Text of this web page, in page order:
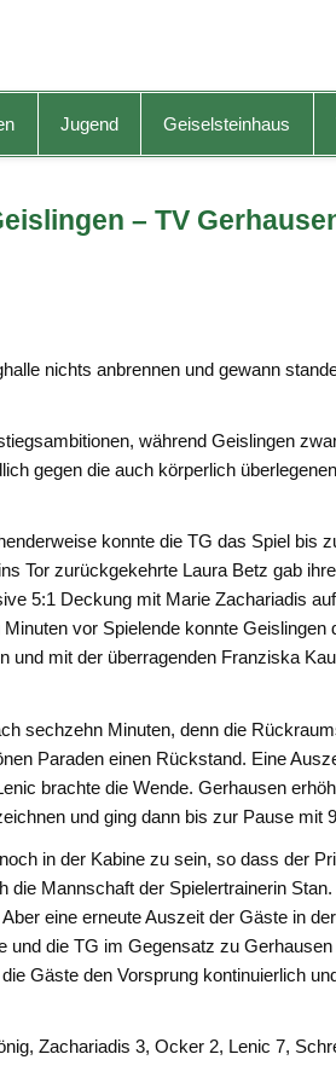
Jugend Geiselsteinhaus
– TV
nichts anbrennen und gewann
während Geislingen
gegen die auch körperlich
konnte die TG das Spiel bis
Tor zurückgekehrte Laura Betz gab
5:1 Deckung mit Marie Zachariadis
vor Spielende konnte Geislingen
und mit der überragenden Franziska
sechzehn Minuten, denn die
Paraden einen Rückstand. Eine
brachte die Wende. Gerhausen
und ging dann bis zur Pause mit
in der Kabine zu sein, so dass der
Mannschaft der Spielertrainerin
eine erneute Auszeit der Gäste in
die TG im Gegensatz zu
Gäste den Vorsprung kontinuierlich
Zachariadis 3, Ocker 2, Lenic 7,